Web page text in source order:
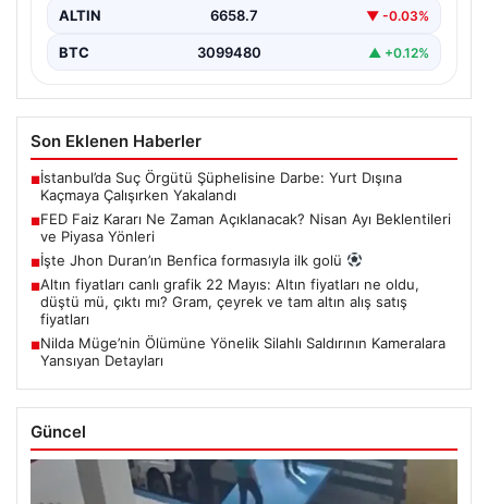
ALTIN 6658.7 ▼ -0.03%
BTC 3099480 ▲ +0.12%
Son Eklenen Haberler
■İstanbul’da Suç Örgütü Şüphelisine Darbe: Yurt Dışına
Kaçmaya Çalışırken Yakalandı
■FED Faiz Kararı Ne Zaman Açıklanacak? Nisan Ayı Beklentileri
ve Piyasa Yönleri
■İşte Jhon Duran’ın Benfica formasıyla ilk golü
■Altın fiyatları canlı grafik 22 Mayıs: Altın fiyatları ne oldu,
düştü mü, çıktı mı? Gram, çeyrek ve tam altın alış satış
fiyatları
■Nilda Müge’nin Ölümüne Yönelik Silahlı Saldırının Kameralara
Yansıyan Detayları
Güncel